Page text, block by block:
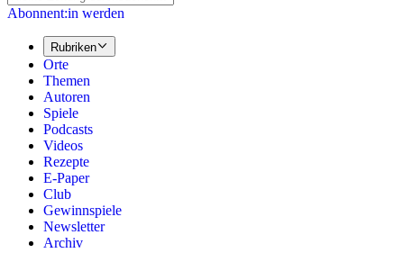
Abonnent:in werden
Rubriken
Orte
Themen
Autoren
Spiele
Podcasts
Videos
Rezepte
E-Paper
Club
Gewinnspiele
Newsletter
Archiv